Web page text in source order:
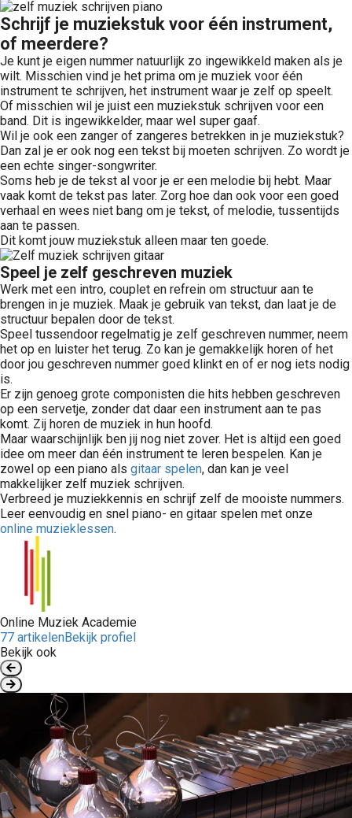
Schrijf je muziekstuk voor één instrument,
of meerdere?
Je kunt je eigen nummer natuurlijk zo ingewikkeld maken als je
wilt. Misschien vind je het prima om je muziek voor één
instrument te schrijven, het instrument waar je zelf op speelt.
Of misschien wil je juist een muziekstuk schrijven voor een
band. Dit is ingewikkelder, maar wel super gaaf.
Wil je ook een zanger of zangeres betrekken in je muziekstuk?
Dan zal je er ook nog een tekst bij moeten schrijven. Zo wordt je
een echte singer-songwriter.
Soms heb je de tekst al voor je er een melodie bij hebt. Maar
vaak komt de tekst pas later. Zorg hoe dan ook voor een goed
verhaal en wees niet bang om je tekst, of melodie, tussentijds
aan te passen.
Dit komt jouw muziekstuk alleen maar ten goede.
Speel je zelf geschreven muziek
Werk met een intro, couplet en refrein om structuur aan te
brengen in je muziek. Maak je gebruik van tekst, dan laat je de
structuur bepalen door de tekst.
Speel tussendoor regelmatig je zelf geschreven nummer, neem
het op en luister het terug. Zo kan je gemakkelijk horen of het
door jou geschreven nummer goed klinkt en of er nog iets nodig
is.
Er zijn genoeg grote componisten die hits hebben geschreven
op een servetje, zonder dat daar een instrument aan te pas
komt. Zij horen de muziek in hun hoofd.
Maar waarschijnlijk ben jij nog niet zover. Het is altijd een goed
idee om meer dan één instrument te leren bespelen. Kan je
zowel op een piano als gitaar spelen, dan kan je veel
makkelijker zelf muziek schrijven.
Verbreed je muziekkennis en schrijf zelf de mooiste nummers.
Leer eenvoudig en snel piano- en gitaar spelen met onze
online muzieklessen.
Online Muziek Academie
77 artikelenBekijk profiel
Bekijk ook